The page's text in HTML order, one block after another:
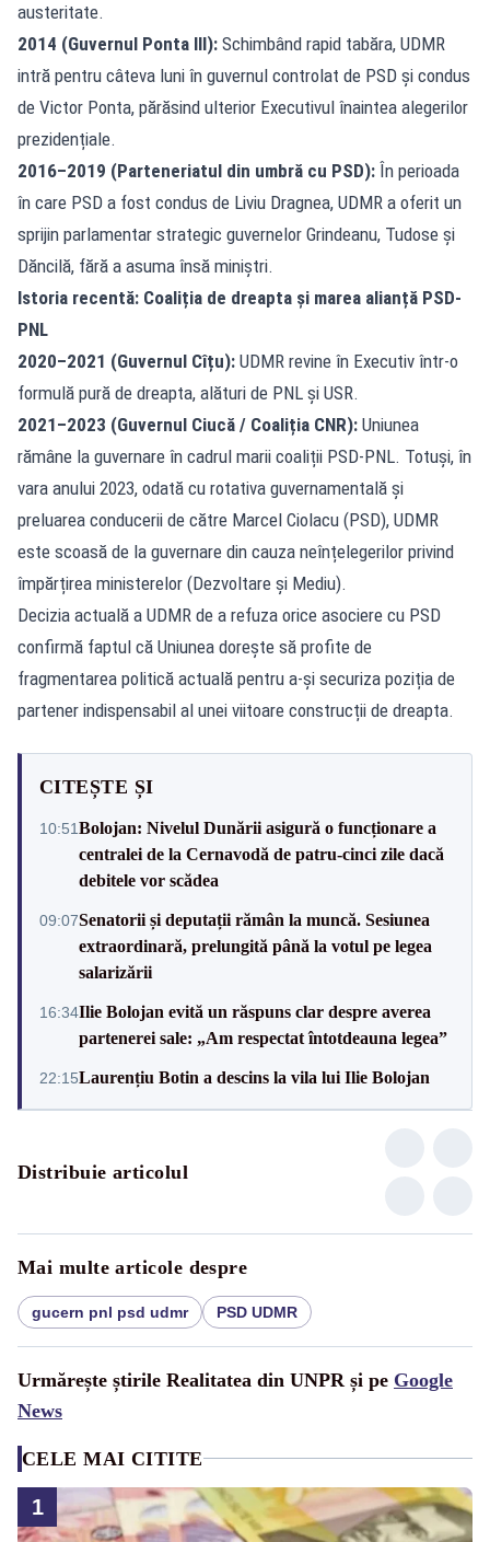
austeritate.
2014 (Guvernul Ponta III): Schimbând rapid tabăra, UDMR
intră pentru câteva luni în guvernul controlat de PSD și condus
de Victor Ponta, părăsind ulterior Executivul înaintea alegerilor
prezidențiale.
2016–2019 (Parteneriatul din umbră cu PSD): În perioada
în care PSD a fost condus de Liviu Dragnea, UDMR a oferit un
sprijin parlamentar strategic guvernelor Grindeanu, Tudose și
Dăncilă, fără a asuma însă miniștri.
Istoria recentă: Coaliția de dreapta și marea alianță PSD-
PNL
2020–2021 (Guvernul Cîțu): UDMR revine în Executiv într-o
formulă pură de dreapta, alături de PNL și USR.
2021–2023 (Guvernul Ciucă / Coaliția CNR): Uniunea
rămâne la guvernare în cadrul marii coaliții PSD-PNL. Totuși, în
vara anului 2023, odată cu rotativa guvernamentală și
preluarea conducerii de către Marcel Ciolacu (PSD), UDMR
este scoasă de la guvernare din cauza neînțelegerilor privind
împărțirea ministerelor (Dezvoltare și Mediu).
Decizia actuală a UDMR de a refuza orice asociere cu PSD
confirmă faptul că Uniunea dorește să profite de
fragmentarea politică actuală pentru a-și securiza poziția de
partener indispensabil al unei viitoare construcții de dreapta.
CITEȘTE ȘI
10:51Bolojan: Nivelul Dunării asigură o funcționare a
centralei de la Cernavodă de patru-cinci zile dacă
debitele vor scădea
09:07Senatorii și deputații rămân la muncă. Sesiunea
extraordinară, prelungită până la votul pe legea
salarizării
16:34Ilie Bolojan evită un răspuns clar despre averea
partenerei sale: „Am respectat întotdeauna legea”
22:15Laurențiu Botin a descins la vila lui Ilie Bolojan
Distribuie articolul
Mai multe articole despre
gucern pnl psd udmr PSD UDMR
Urmărește știrile Realitatea din UNPR și pe Google
News
CELE MAI CITITE
1